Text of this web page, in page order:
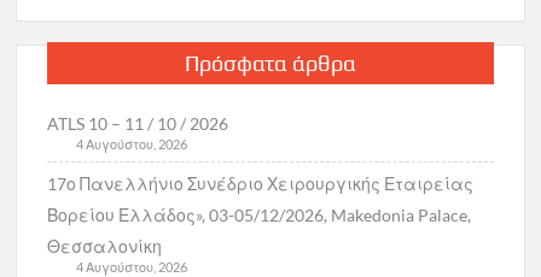
Πρόσφατα άρθρα
ATLS 10 – 11 / 10 / 2026
4 Αυγούστου, 2026
17ο Πανελλήνιο Συνέδριο Χειρουργικής Εταιρείας
Βορείου Ελλάδος», 03-05/12/2026, Makedonia Palace,
Θεσσαλονίκη
4 Αυγούστου, 2026